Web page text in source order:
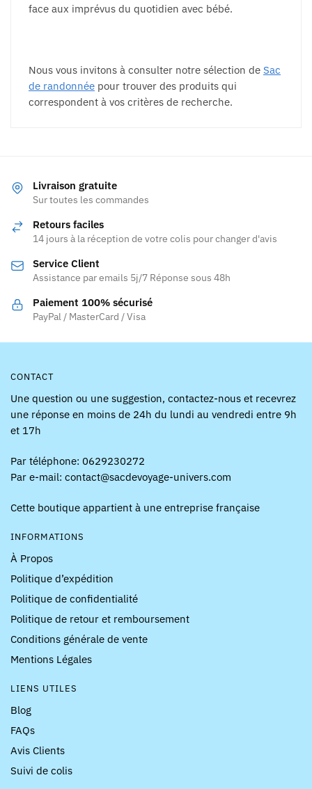
face aux imprévus du quotidien avec bébé.
Nous vous invitons à consulter notre sélection de Sac
de randonnée pour trouver des produits qui
correspondent à vos critères de recherche.
Livraison gratuite
Sur toutes les commandes
Retours faciles
14 jours à la réception de votre colis pour changer d'avis
Service Client
Assistance par emails 5j/7 Réponse sous 48h
Paiement 100% sécurisé
PayPal / MasterCard / Visa
CONTACT
Une question ou une suggestion, contactez-nous et recevrez
une réponse en moins de 24h du lundi au vendredi entre 9h
et 17h
Par téléphone: 0629230272
Par e-mail: contact@sacdevoyage-univers.com
Cette boutique appartient à une entreprise française
INFORMATIONS
À Propos
Politique d’expédition
Politique de confidentialité
Politique de retour et remboursement
Conditions générale de vente
Mentions Légales
LIENS UTILES
Blog
FAQs
Avis Clients
Suivi de colis